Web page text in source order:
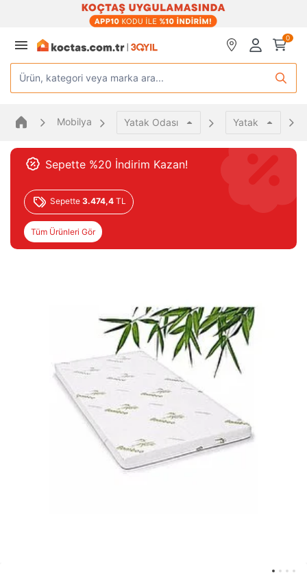
0
Ürün, kategori veya marka ara...
Mobilya Yatak Odası Yatak
Sepette %20 İndirim Kazan!
Sepette 3.474,4 TL
Tüm Ürünleri Gör